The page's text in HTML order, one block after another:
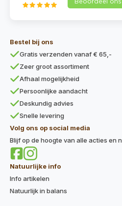
Bestel bij ons
Gratis verzenden vanaf € 65,-
Zeer groot assortiment
Afhaal mogelijkheid
Persoonlijke aandacht
Deskundig advies
Snelle levering
Volg ons op social media
Blijf op de hoogte van alle acties en
Natuurlijke info
Info artikelen
Natuurlijk in balans